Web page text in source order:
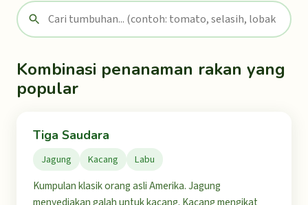
Kombinasi penanaman rakan yang
popular
Tiga Saudara
Jagung Kacang Labu
Kumpulan klasik orang asli Amerika. Jagung